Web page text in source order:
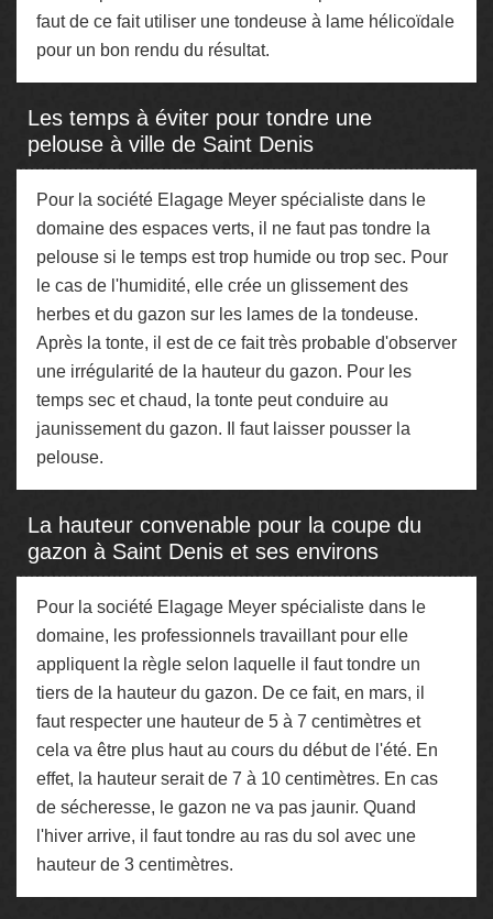
faut de ce fait utiliser une tondeuse à lame hélicoïdale
pour un bon rendu du résultat.
Les temps à éviter pour tondre une
pelouse à ville de Saint Denis
Pour la société Elagage Meyer spécialiste dans le
domaine des espaces verts, il ne faut pas tondre la
pelouse si le temps est trop humide ou trop sec. Pour
le cas de l'humidité, elle crée un glissement des
herbes et du gazon sur les lames de la tondeuse.
Après la tonte, il est de ce fait très probable d'observer
une irrégularité de la hauteur du gazon. Pour les
temps sec et chaud, la tonte peut conduire au
jaunissement du gazon. Il faut laisser pousser la
pelouse.
La hauteur convenable pour la coupe du
gazon à Saint Denis et ses environs
Pour la société Elagage Meyer spécialiste dans le
domaine, les professionnels travaillant pour elle
appliquent la règle selon laquelle il faut tondre un
tiers de la hauteur du gazon. De ce fait, en mars, il
faut respecter une hauteur de 5 à 7 centimètres et
cela va être plus haut au cours du début de l'été. En
effet, la hauteur serait de 7 à 10 centimètres. En cas
de sécheresse, le gazon ne va pas jaunir. Quand
l'hiver arrive, il faut tondre au ras du sol avec une
hauteur de 3 centimètres.